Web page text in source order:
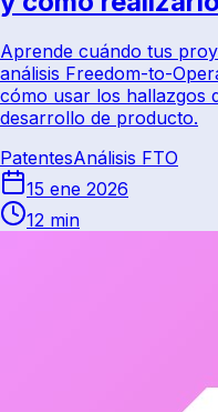
Aprende cuándo tus
análisis Freedom-to-
cómo usar los hallazgos
desarrollo de producto.
PatentesAnálisis FTO
15 ene 2026
12 min